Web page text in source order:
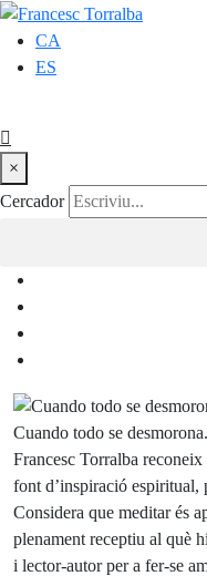
CA
ES
×
Cercador
Cuando todo se
Francesc Torralba
font d’inspiració espiritual,
Considera que meditar és
plenament receptiu al què
i lector-autor per a fer-se